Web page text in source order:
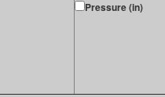
Pressure (in)